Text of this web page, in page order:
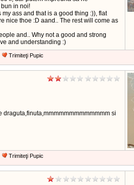
in noi!
my ass and that is a good thing :)), flat
nice thoe :D aand.. The rest will come as
and.. Why not a good and strong
and understanding :)
Trimiteţi Pupic
draguta,finuta,mmmmmmmmmmmmm si
Trimiteţi Pupic